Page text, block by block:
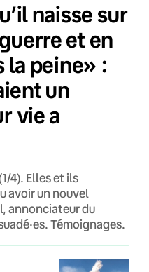
naisse sur
et en
la peine» :
un
vie a
4). Elles et ils
avoir un nouvel
annonciateur du
Témoignages.